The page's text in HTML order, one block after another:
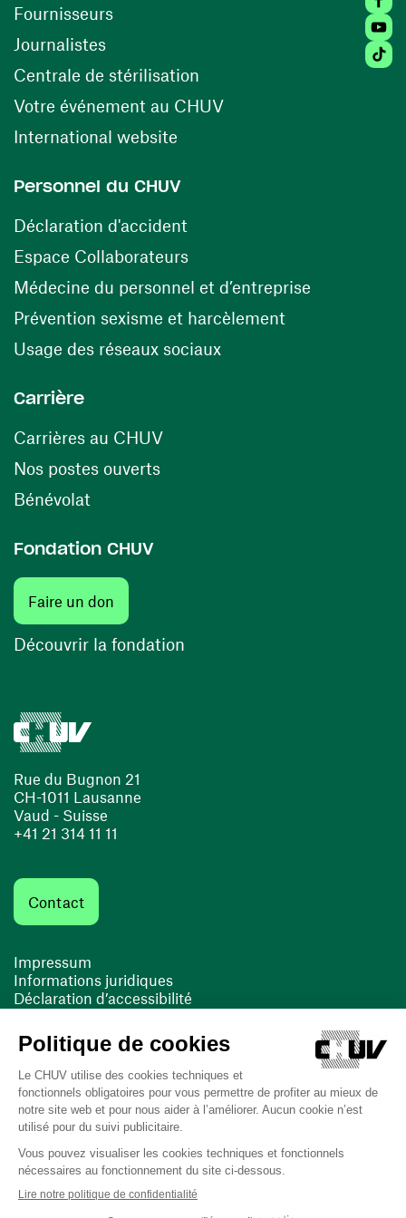
Rue du Bugnon 21
CH-1011 Lausanne
Vaud - Suisse
+41 21 314 11 11
Contact
Impressum
Informations juridiques
Déclaration d’accessibilité
Cookies
(ouvre une nouvelle fenêtre)
(ouvre une nouvelle fenêtre)
Fournisseurs(ouvre une nouvelle fenêtre)
Journalistes
Centrale de stérilisation (ouvre une nouvelle
Votre événement au CHUV(ouvre une nouvelle
International website
Personnel du CHUV
Déclaration d'accident
Espace Collaborateurs(ouvre une nouvelle fenêtre)
Médecine du personnel et d’entreprise
Prévention sexisme et harcèlement
Usage des réseaux sociaux(ouvre une nouvelle
Carrière
Carrières au CHUV(ouvre une nouvelle fenêtre)
Nos postes ouverts(ouvre une nouvelle fenêtre)
Bénévolat
Fondation CHUV
Faire un don
Découvrir la fondation